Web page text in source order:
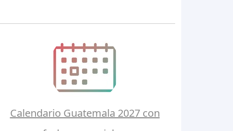
Calendario Guatemala 2027 con